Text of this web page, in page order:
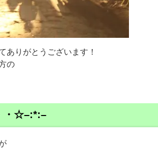
ありがとうございます！
の
・☆–:*:–